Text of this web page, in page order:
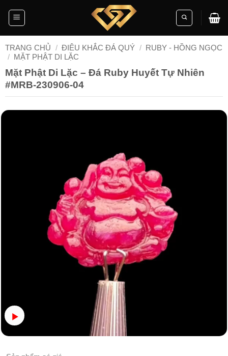
TRANG CHỦ / ĐIÊU KHẮC ĐÁ QUÝ / RUBY - HỒNG NGỌC
/ MẶT PHẬT DI LẶC
Mặt Phật Di Lặc – Đá Ruby Huyết Tự Nhiên
#MRB-230906-04